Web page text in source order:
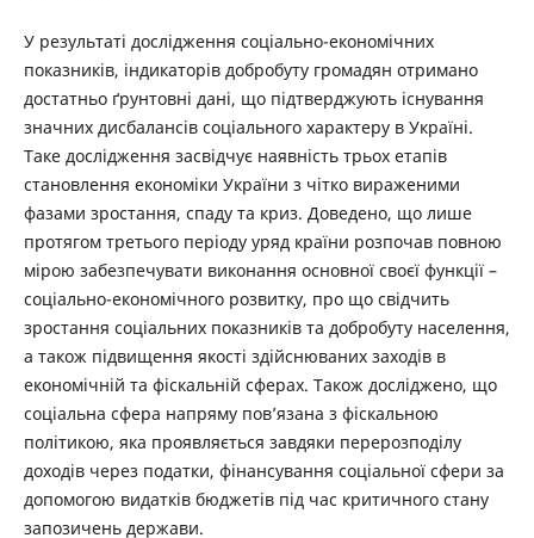
У результаті дослідження соціально-економічних
показників, індикаторів добробуту громадян отримано
достатньо ґрунтовні дані, що підтверджують існування
значних дисбалансів соціального характеру в Україні.
Таке дослідження засвідчує наявність трьох етапів
становлення економіки України з чітко вираженими
фазами зростання, спаду та криз. Доведено, що лише
протягом третього періоду уряд країни розпочав повною
мірою забезпечувати виконання основної своєї функції –
соціально-економічного розвитку, про що свідчить
зростання соціальних показників та добробуту населення,
а також підвищення якості здійснюваних заходів в
економічній та фіскальній сферах. Також досліджено, що
соціальна сфера напряму пов’язана з фіскальною
політикою, яка проявляється завдяки перерозподілу
доходів через податки, фінансування соціальної сфери за
допомогою видатків бюджетів під час критичного стану
запозичень держави.